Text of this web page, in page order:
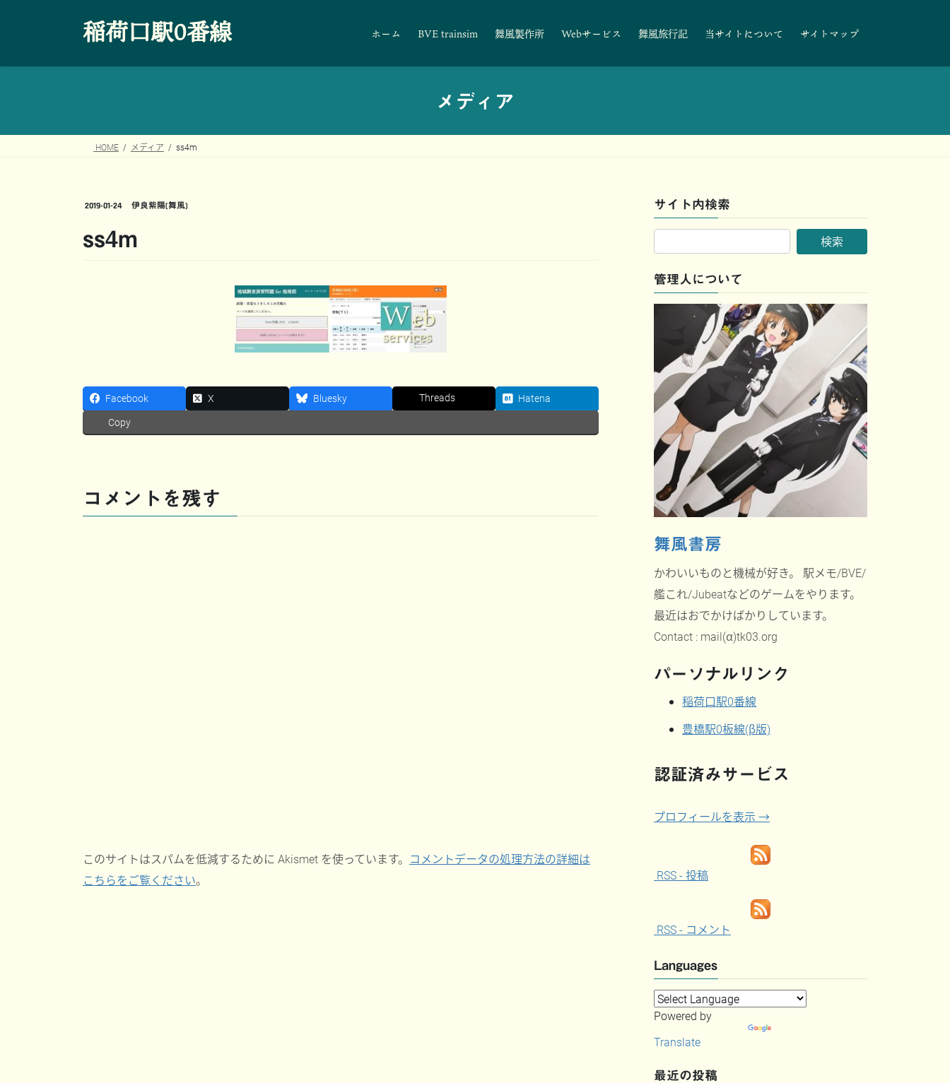
稲荷口駅0番線 ホーム BVE trainsim 舞風製作所 Webサービス 舞風旅行記 当サイトについて サイトマップ
メディア
HOME メディア ss4m
2019-01-24 伊良紫陽(舞風)
ss4m
Facebook X Bluesky Threads
Hatena
Copy
コメントを残す
このサイトはスパムを低減するために Akismet を使っています。 コメントデータの処理方法の詳細は
こちらをご覧ください。
サイト内検索
管理人について
舞風書房
かわいいものと機械が好き。 駅メモ/BVE/
艦これ/Jubeatなどのゲームをやります。
最近はおでかけばかりしています。
Contact : mail(α)tk03.org
パーソナルリンク
稲荷口駅0番線
豊橋駅0板線(β版)
認証済みサービス
プロフィールを表示 →
RSS - 投稿
RSS - コメント
Languages
Powered by
Translate
最近の投稿